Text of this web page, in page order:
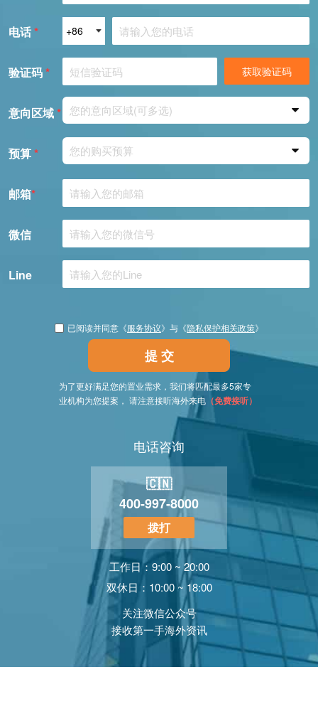
电话*
验证码* 获取验证码
意向区域* 您的意向区域(可多选)
预算* 您的购买预算
邮箱*
微信
Line
已阅读并同意《服务协议》与《隐私保护相关政策》
提 交
为了更好满足您的置业需求，我们将匹配最多5家专
业机构为您提案， 请注意接听海外来电 （免费接听）
电话咨询
🇨🇳
400-997-8000
拨打
工作日：9:00 ~ 20:00
双休日：10:00 ~ 18:00
关注微信公众号
接收第一手海外资讯